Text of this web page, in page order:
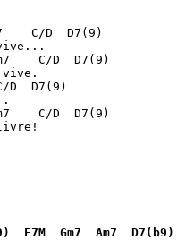
C/D  D7(9)
C/D  D7(9)
D  D7(9)
C/D  D7(9)
F7M  Gm7  Am7  D7(b9)